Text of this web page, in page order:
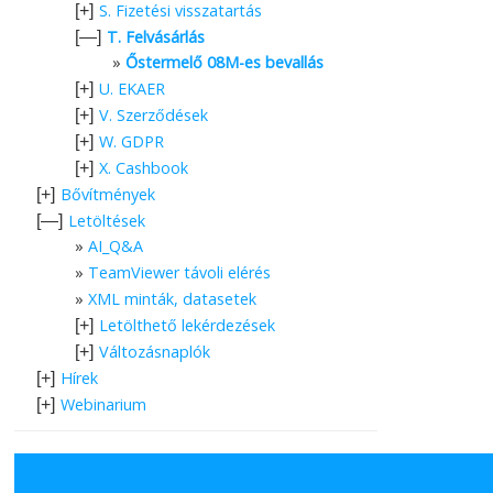
[+] S. Fizetési visszatartás
[—] T. Felvásárlás
Őstermelő 08M-es bevallás
[+] U. EKAER
[+] V. Szerződések
[+] W. GDPR
[+] X. Cashbook
[+] Bővítmények
[—] Letöltések
AI_Q&A
TeamViewer távoli elérés
XML minták, datasetek
[+] Letölthető lekérdezések
[+] Változásnaplók
[+] Hírek
[+] Webinarium